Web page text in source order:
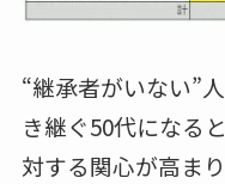
“継承者がいない”
き継ぐ50代になる
対する関心が高ま